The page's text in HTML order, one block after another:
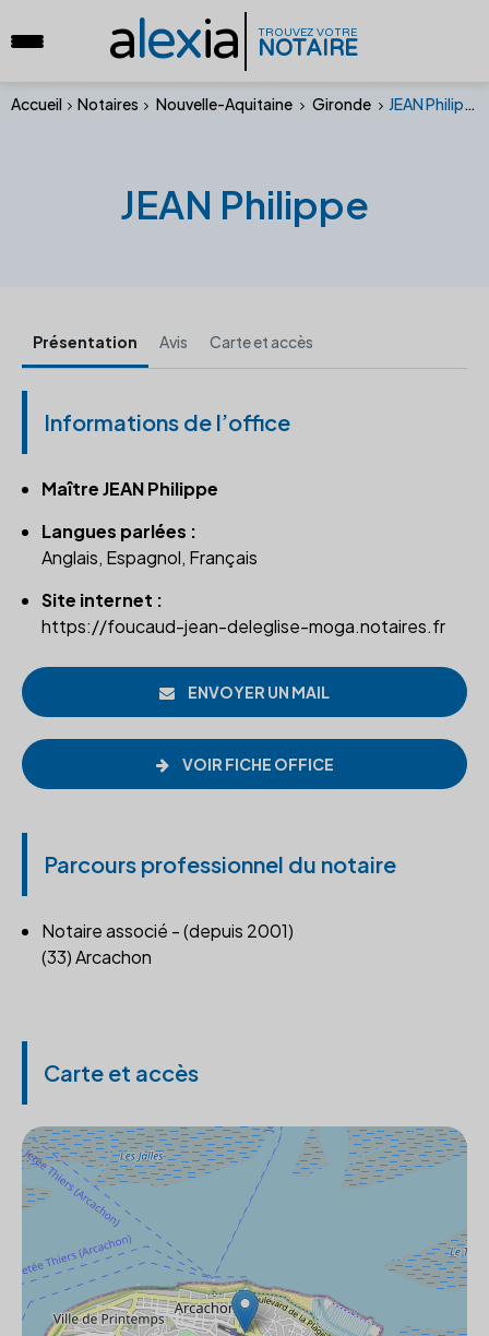
alexia TROUVEZ VOTRE
NOTAIRE
Accueil Notaires Nouvelle-Aquitaine Gironde JEAN Philippe
JEAN Philippe
Présentation Avis Carte et accès
Informations de l’office
Maître JEAN Philippe
Langues parlées :
Anglais, Espagnol, Français
Site internet :
https://foucaud-jean-deleglise-moga.notaires.fr
ENVOYER UN MAIL
VOIR FICHE OFFICE
Parcours professionnel du notaire
Notaire associé - (depuis 2001)
(33) Arcachon
Carte et accès